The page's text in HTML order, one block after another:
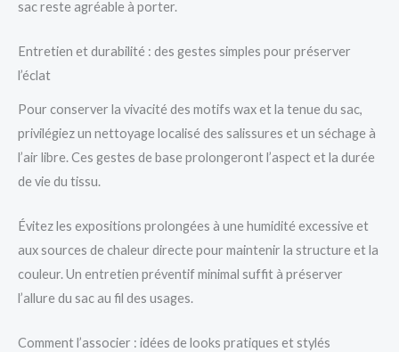
sac reste agréable à porter.
Entretien et durabilité : des gestes simples pour préserver
l’éclat
Pour conserver la vivacité des motifs wax et la tenue du sac,
privilégiez un nettoyage localisé des salissures et un séchage à
l’air libre. Ces gestes de base prolongeront l’aspect et la durée
de vie du tissu.
Évitez les expositions prolongées à une humidité excessive et
aux sources de chaleur directe pour maintenir la structure et la
couleur. Un entretien préventif minimal suffit à préserver
l’allure du sac au fil des usages.
Comment l’associer : idées de looks pratiques et stylés